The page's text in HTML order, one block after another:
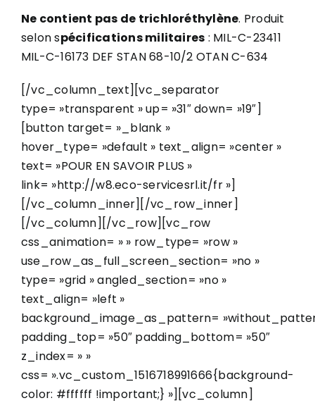
Ne contient pas de trichloréthylène. Produit
selon spécifications militaires : MIL-C-23411
MIL-C-16173 DEF STAN 68-10/2 OTAN C-634
[/vc_column_text][vc_separator
type= »transparent » up= »31″ down= »19″]
[button target= »_blank »
hover_type= »default » text_align= »center »
text= »POUR EN SAVOIR PLUS »
link= »http://w8.eco-servicesrl.it/fr »]
[/vc_column_inner][/vc_row_inner]
[/vc_column][/vc_row][vc_row
css_animation= » » row_type= »row »
use_row_as_full_screen_section= »no »
type= »grid » angled_section= »no »
text_align= »left »
background_image_as_pattern=
padding_top= »50″ padding_bottom= »50″
z_index= » »
css= ».vc_custom_1516718991666{background-
color: #ffffff !important;} »][vc_column]